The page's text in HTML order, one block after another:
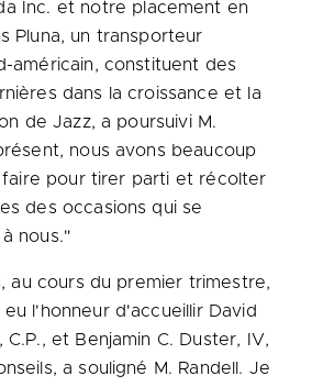
Inc. et notre placement en
Pluna, un transporteur
américain, constituent des
dans la croissance et la
de Jazz, a poursuivi M.
nous avons beaucoup
faire pour tirer parti et récolter
des occasions qui se
nous."
au cours du premier trimestre,
eu l'honneur d'accueillir David
C.P., et Benjamin C. Duster, IV,
a souligné M. Randell. Je